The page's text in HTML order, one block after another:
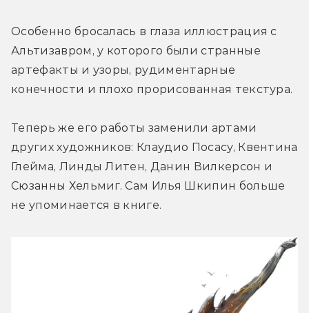
Особенно бросалась в глаза иллюстрация с
Альтизавром, у которого были странные
артефакты и узоры, рудиментарные
конечности и плохо прорисованная текстура.
Теперь же его работы заменили артами
других художников: Клаудио Посасу, Квентина
Глейма, Линды Литен, Данин Вилкерсон и
Сюзанны Хельмиг. Сам Илья Шкипин больше
не упоминается в книге.